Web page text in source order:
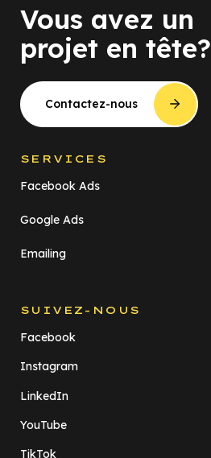
Vous avez un
projet en tête?
Contactez-nous
SERVICES
Facebook Ads
Google Ads
Emailing
SUIVEZ-NOUS
Facebook
Instagram
LinkedIn
YouTube
TikTok